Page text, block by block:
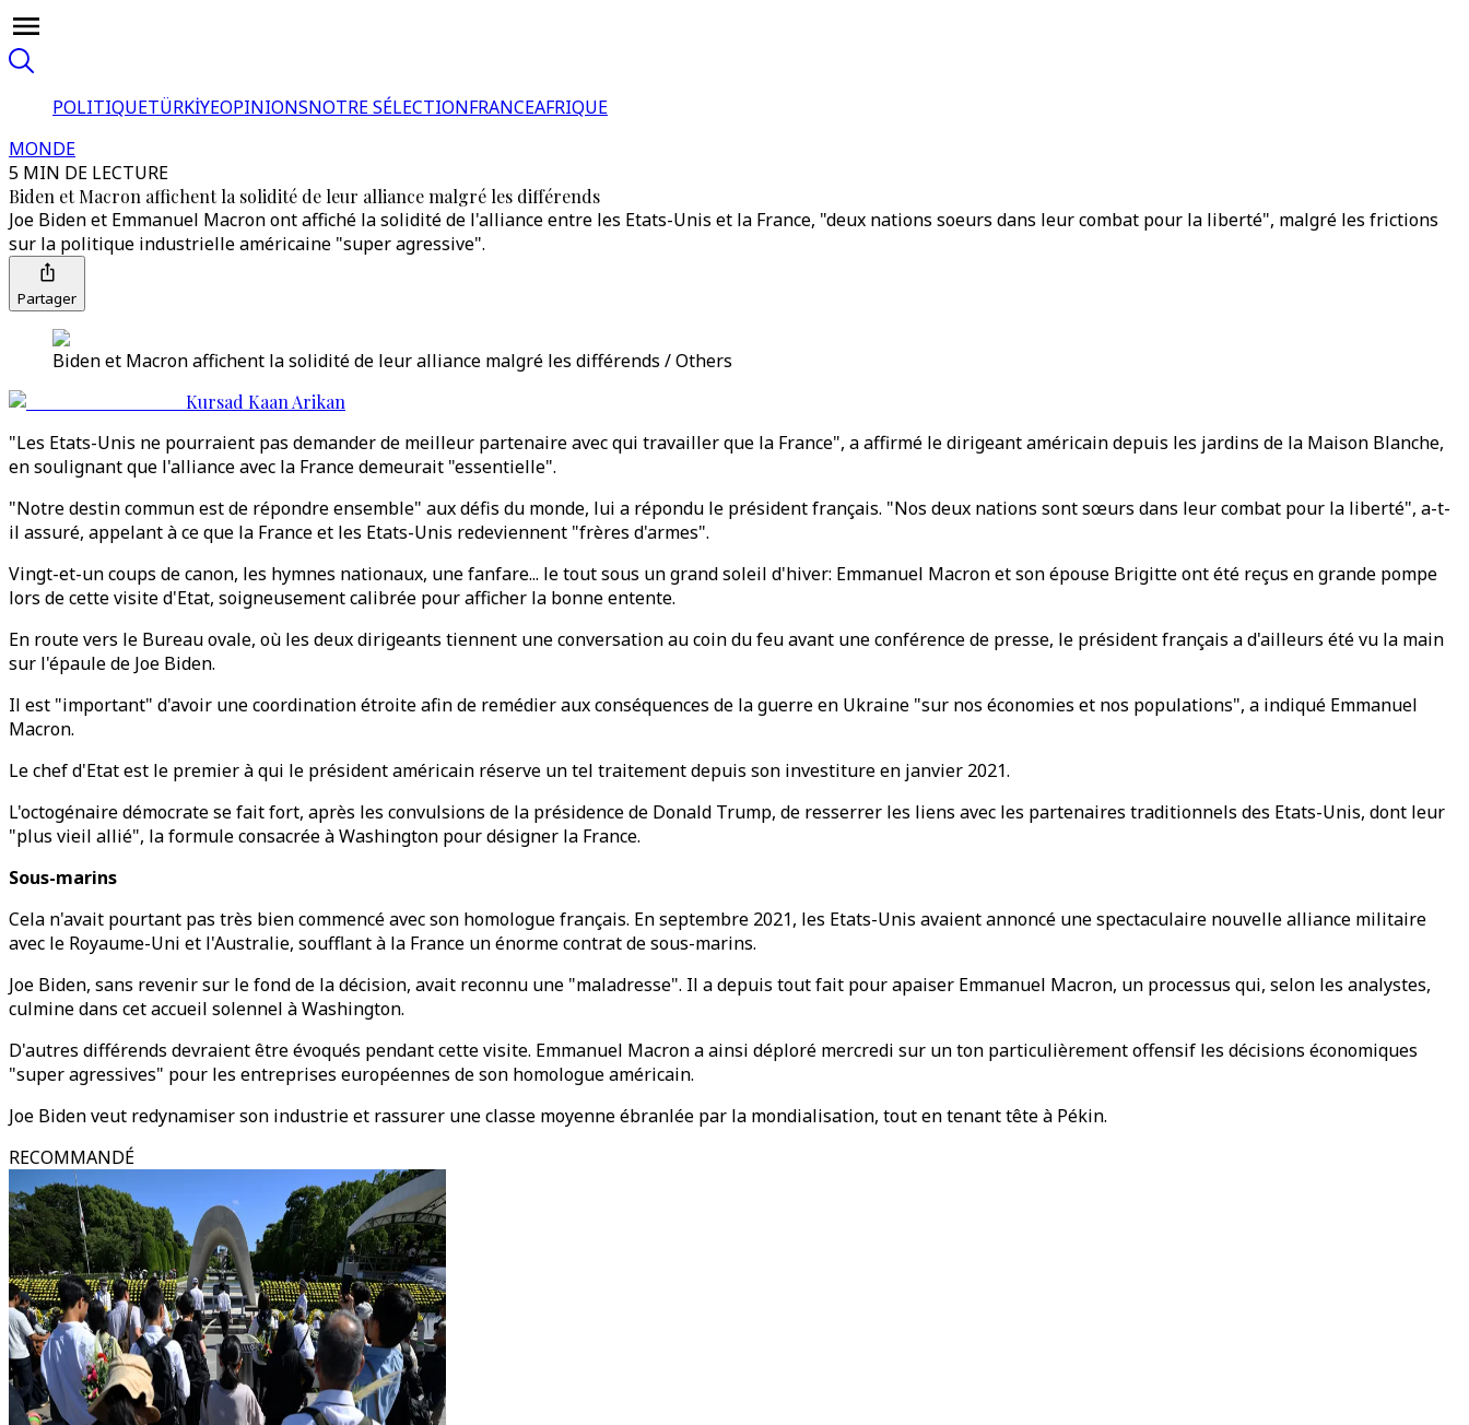
POLITIQUETÜRKİYEOPINIONSNOTRE SÉLECTIONFRANCEAFRIQUE
MONDE
5 MIN DE LECTURE
Biden et Macron affichent la solidité de leur alliance malgré les différends
Joe Biden et Emmanuel Macron ont affiché la solidité de l'alliance entre les Etats-Unis et la France, "deux nations soeurs dans leur combat pour la liberté", malgré les frictions
sur la politique industrielle américaine "super agressive".
Partager
Biden et Macron affichent la solidité de leur alliance malgré les différends / Others
Kursad Kaan Arikan
"Les Etats-Unis ne pourraient pas demander de meilleur partenaire avec qui travailler que la France", a affirmé le dirigeant américain depuis les jardins de la Maison Blanche,
en soulignant que l'alliance avec la France demeurait "essentielle".
"Notre destin commun est de répondre ensemble" aux défis du monde, lui a répondu le président français. "Nos deux nations sont sœurs dans leur combat pour la liberté", a-t-
il assuré, appelant à ce que la France et les Etats-Unis redeviennent "frères d'armes".
Vingt-et-un coups de canon, les hymnes nationaux, une fanfare... le tout sous un grand soleil d'hiver: Emmanuel Macron et son épouse Brigitte ont été reçus en grande pompe
lors de cette visite d'Etat, soigneusement calibrée pour afficher la bonne entente.
En route vers le Bureau ovale, où les deux dirigeants tiennent une conversation au coin du feu avant une conférence de presse, le président français a d'ailleurs été vu la main
sur l'épaule de Joe Biden.
Il est "important" d'avoir une coordination étroite afin de remédier aux conséquences de la guerre en Ukraine "sur nos économies et nos populations", a indiqué Emmanuel
Macron.
Le chef d'Etat est le premier à qui le président américain réserve un tel traitement depuis son investiture en janvier 2021.
L'octogénaire démocrate se fait fort, après les convulsions de la présidence de Donald Trump, de resserrer les liens avec les partenaires traditionnels des Etats-Unis, dont leur
"plus vieil allié", la formule consacrée à Washington pour désigner la France.
Sous-marins
Cela n'avait pourtant pas très bien commencé avec son homologue français. En septembre 2021, les Etats-Unis avaient annoncé une spectaculaire nouvelle alliance militaire
avec le Royaume-Uni et l'Australie, soufflant à la France un énorme contrat de sous-marins.
Joe Biden, sans revenir sur le fond de la décision, avait reconnu une "maladresse". Il a depuis tout fait pour apaiser Emmanuel Macron, un processus qui, selon les analystes,
culmine dans cet accueil solennel à Washington.
D'autres différends devraient être évoqués pendant cette visite. Emmanuel Macron a ainsi déploré mercredi sur un ton particulièrement offensif les décisions économiques
"super agressives" pour les entreprises européennes de son homologue américain.
Joe Biden veut redynamiser son industrie et rassurer une classe moyenne ébranlée par la mondialisation, tout en tenant tête à Pékin.
RECOMMANDÉ